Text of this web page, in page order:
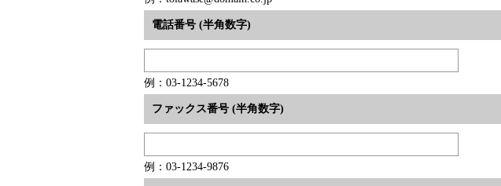
電話番号 (半角数字)
例：03-1234-5678
ファックス番号 (半角数字)
例：03-1234-9876